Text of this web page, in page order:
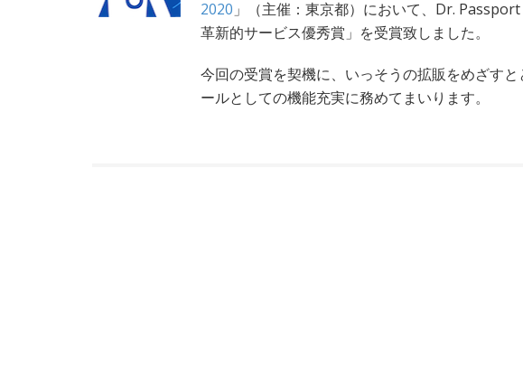
2020 」（主催：東京都）において、Dr.
革新的サービス優秀賞」を受賞致しました。
今回の受賞を契機に、いっそうの拡販をめざす
ールとしての機能充実に務めてまいります。